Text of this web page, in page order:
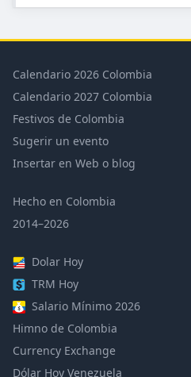
Calendario 2026 Colombia
Calendario 2027 Colombia
Festivos de Colombia
Sugerir un evento
Insertar en Web o blog
Hecho en Colombia
2014–2026
Dolar Hoy
TRM Hoy
Salario Mínimo 2026
Himno de Colombia
Currency Exchange
Dólar Hoy Venezuela